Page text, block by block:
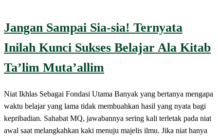
Jangan Sampai Sia-sia! Ternyata
Inilah Kunci Sukses Belajar Ala Kitab
Ta’lim Muta’allim
Niat Ikhlas Sebagai Fondasi Utama Banyak yang bertanya mengapa
waktu belajar yang lama tidak membuahkan hasil yang nyata bagi
kepribadian. Sahabat MQ, jawabannya sering kali terletak pada niat
awal saat melangkahkan kaki menuju majelis ilmu. Jika niat hanya